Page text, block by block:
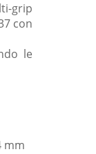
grip
con
le
mm